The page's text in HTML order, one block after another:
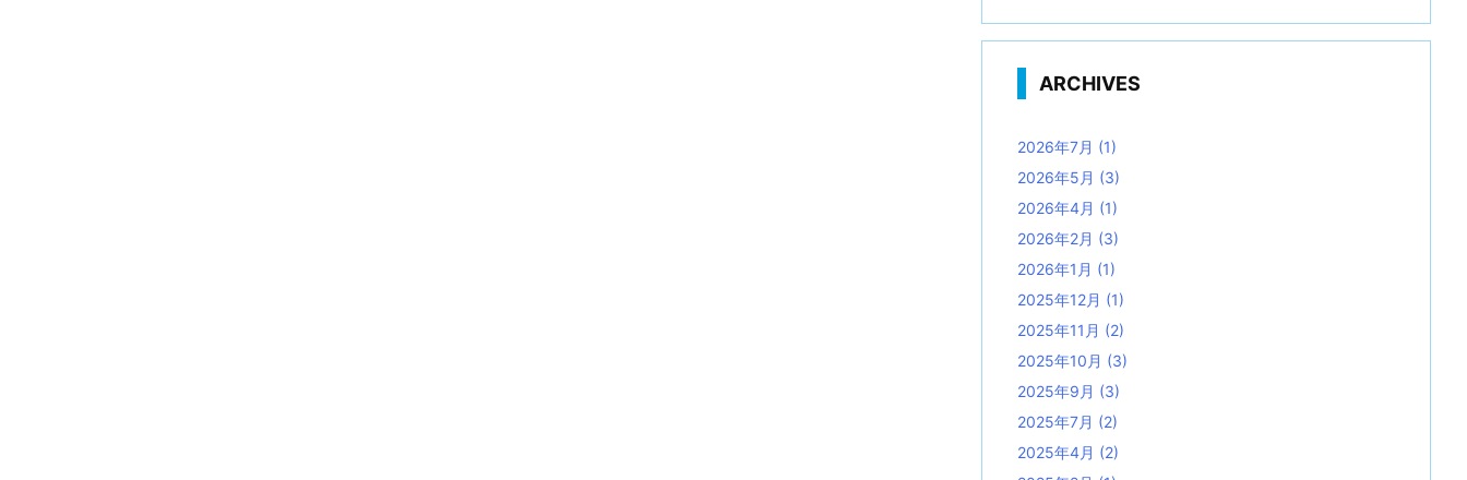
ARCHIVES
2026年7月 (1)
2026年5月 (3)
2026年4月 (1)
2026年2月 (3)
2026年1月 (1)
2025年12月 (1)
2025年11月 (2)
2025年10月 (3)
2025年9月 (3)
2025年7月 (2)
2025年4月 (2)